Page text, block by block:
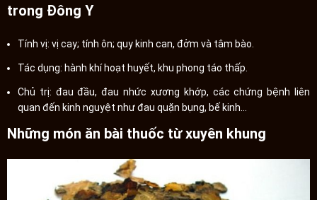
trong Đông Y
Tính vị: vị cay; tính ôn; quy kinh can, đởm và tâm bào.
Tác dụng: hành khí hoạt huyết, khu phong táo thấp.
Chủ trị: đau đầu, đau nhức xương khớp, các chứng bệnh liên
quan đến kinh nguyệt như đau quặn bụng, bế kinh…
Những món ăn bài thuốc từ xuyên khung